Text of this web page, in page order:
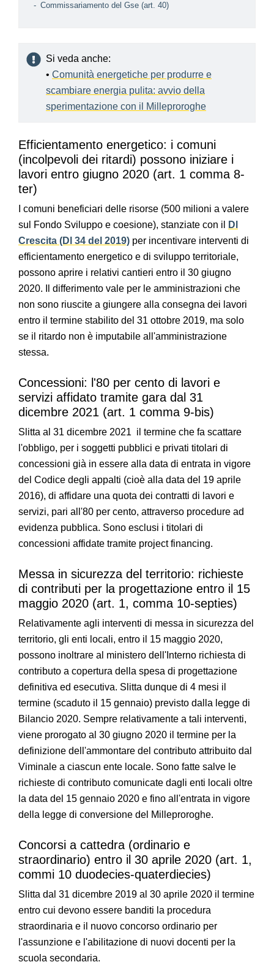
Commissariamento del Gse (art. 40)
Si veda anche:
• Comunità energetiche per produrre e
scambiare energia pulita: avvio della
sperimentazione con il Milleproroghe
Efficientamento energetico: i comuni
(incolpevoli dei ritardi) possono iniziare i
lavori entro giugno 2020 (art. 1 comma 8-
ter)
I comuni beneficiari delle risorse (500 milioni a valere
sul Fondo Sviluppo e coesione), stanziate con il
Dl
Crescita (Dl 34 del 2019) per incentivare interventi di
efficientamento energetico e di sviluppo territoriale,
possono aprire i relativi cantieri entro il 30 giugno
2020. Il differimento vale per le amministrazioni che
non sono riuscite a giungere alla consegna dei lavori
entro il termine stabilito del 31 ottobre 2019, ma solo
se il ritardo non è imputabile all'amministrazione
stessa.
Concessioni: l'80 per cento di lavori e
servizi affidato tramite gara dal 31
dicembre 2021 (art. 1 comma 9-bis)
Slitta al 31 dicembre 2021 il termine che fa scattare
l'obbligo, per i soggetti pubblici e privati titolari di
concessioni già in essere alla data di entrata in vigore
del Codice degli appalti (cioè alla data del 19 aprile
2016), di affidare una quota dei contratti di lavori e
servizi, pari all'80 per cento, attraverso procedure ad
evidenza pubblica. Sono esclusi i titolari di
concessioni affidate tramite project financing.
Messa in sicurezza del territorio: richieste
di contributi per la progettazione entro il 15
maggio 2020 (art. 1, comma 10-septies)
Relativamente agli interventi di messa in sicurezza del
territorio, gli enti locali, entro il 15 maggio 2020,
possono inoltrare al ministero dell'Interno richiesta di
contributo a copertura della spesa di progettazione
definitiva ed esecutiva. Slitta dunque di 4 mesi il
termine (scaduto il 15 gennaio) previsto dalla legge di
Bilancio 2020. Sempre relativamente a tali interventi,
viene prorogato al 30 giugno 2020 il termine per la
definizione dell'ammontare del contributo attribuito dal
Viminale a ciascun ente locale. Sono fatte salve le
richieste di contributo comunicate dagli enti locali oltre
la data del 15 gennaio 2020 e fino all'entrata in vigore
della legge di conversione del Milleproroghe.
Concorsi a cattedra (ordinario e
straordinario) entro il 30 aprile 2020 (art. 1,
commi 10 duodecies-quaterdiecies)
Slitta dal 31 dicembre 2019 al 30 aprile 2020 il termine
entro cui devono essere banditi la procedura
straordinaria e il nuovo concorso ordinario per
l'assunzione e l'abilitazione di nuovi docenti per la
scuola secondaria.